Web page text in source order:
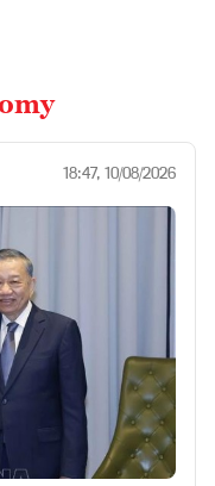
18:47, 10/08/2026